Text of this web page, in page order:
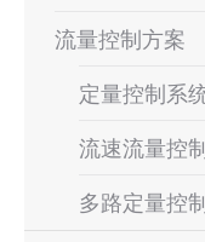
流量控制方案
定量控制系
流速流量控
多路定量控